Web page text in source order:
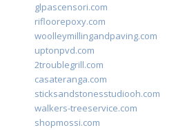
glpascensori.com
rifloorepoxy.com
woolleymillingandpaving.com
uptonpvd.com
2troublegrill.com
casateranga.com
sticksandstonesstudiooh.com
walkers-treeservice.com
shopmossi.com